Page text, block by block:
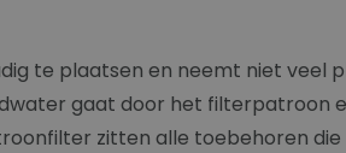
te plaatsen en neemt niet
gaat door het filterpatroon
zitten alle toebehoren